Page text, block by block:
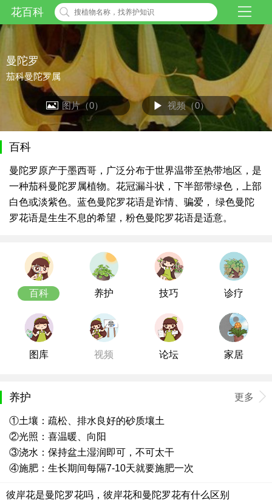
花百科
曼陀罗
茄科曼陀罗属
图片（0） 视频（0）
百科
曼陀罗原产于墨西哥，广泛分布于世界温带至热带地区，是
一种茄科曼陀罗属植物。花冠漏斗状，下半部带绿色，上部
白色或淡紫色。蓝色曼陀罗花语是诈情、骗爱， 绿色曼陀
罗花语是生生不息的希望，粉色曼陀罗花语是适意。
百科 养护 技巧 诊疗
图库 视频 论坛 家居
养护 更多
①土壤：疏松、排水良好的砂质壤土
②光照：喜温暖、向阳
③浇水：保持盆土湿润即可，不可太干
④施肥：生长期间每隔7-10天就要施肥一次
彼岸花是曼陀罗花吗，彼岸花和曼陀罗花有什么区别